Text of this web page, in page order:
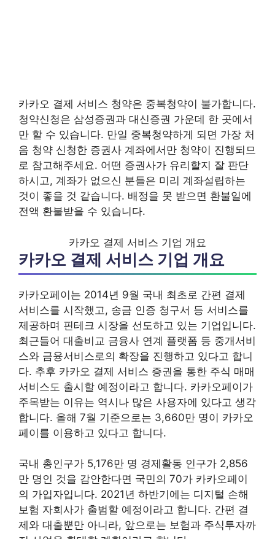
카카오 결제 서비스 청약은 중복청약이 불가합니다.
청약신청은 삼성증권과 대신증권 가운데 한 곳에서
만 할 수 있습니다. 만일 중복청약하게 되면 가장 처
음 청약 신청한 증권사 계좌에서만 청약이 진행되므
로 참고해주세요. 어떤 증권사가 유리할지 잘 판단
하시고, 계좌가 없으신 분들은 미리 계좌설립하는
것이 좋을 것 같습니다. 배정을 못 받으면 환불일에
전액 환불받을 수 있습니다.
카카오 결제 서비스 기업 개요
카카오 결제 서비스 기업 개요
카카오페이는 2014년 9월 국내 최초로 간편 결제
서비스를 시작했고, 송금 인증 청구서 등 서비스를
제공하며 핀테크 시장을 선도하고 있는 기업입니다.
최근들어 대출비교 금융사 연계 플랫폼 등 중개서비
스와 금융서비스로의 확장을 진행하고 있다고 합니
다. 추후 카카오 결제 서비스 증권을 통한 주식 매매
서비스도 출시할 예정이라고 합니다. 카카오페이가
주목받는 이유는 역시나 많은 사용자에 있다고 생각
합니다. 올해 7월 기준으로는 3,660만 명이 카카오
페이를 이용하고 있다고 합니다.
국내 총인구가 5,176만 명 경제활동 인구가 2,856
만 명인 것을 감안한다면 국민의 70가 카카오페이
의 가입자입니다. 2021년 하반기에는 디지털 손해
보험 자회사가 출범할 예정이라고 합니다. 간편 결
제와 대출뿐만 아니라, 앞으로는 보험과 주식투자까